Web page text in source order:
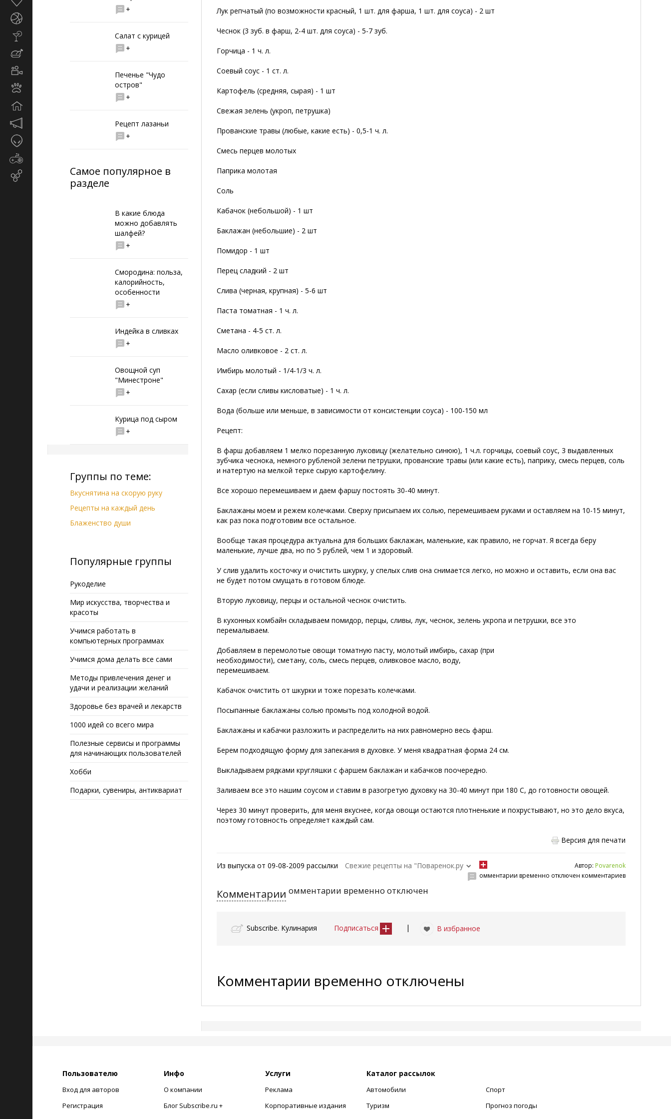
маркетинг
+
Салат с курицей
+
Печенье "Чудо
остров"
+
Рецепт лазаньи
+
Самое популярное в
разделе
В какие блюда
можно добавлять
шалфей?
+
Смородина: польза,
калорийность,
особенности
+
Индейка в сливках
+
Овощной суп
"Минестроне"
+
Курица под сыром
+
Группы по теме:
Вкуснятина на скорую руку
Рецепты на каждый день
Блаженство души
Популярные группы
Рукоделие
Мир искусства, творчества и
красоты
Учимся работать в
компьютерных программах
Учимся дома делать все сами
Методы привлечения денег и
удачи и реализации желаний
Здоровье без врачей и лекарств
1000 идей со всего мира
Полезные сервисы и программы
для начинающих пользователей
Хобби
Подарки, сувениры, антиквариат
Лук репчатый (по возможности красный, 1 шт. для фарша, 1 шт. для соуса) - 2 шт
Чеснок (3 зуб. в фарш, 2-4 шт. для соуса) - 5-7 зуб.
Горчица - 1 ч. л.
Соевый соус - 1 ст. л.
Картофель (средняя, сырая) - 1 шт
Свежая зелень (укроп, петрушка)
Прованские травы (любые, какие есть) - 0,5-1 ч. л.
Смесь перцев молотых
Паприка молотая
Соль
Кабачок (небольшой) - 1 шт
Баклажан (небольшие) - 2 шт
Помидор - 1 шт
Перец сладкий - 2 шт
Слива (черная, крупная) - 5-6 шт
Паста томатная - 1 ч. л.
Сметана - 4-5 ст. л.
Масло оливковое - 2 ст. л.
Имбирь молотый - 1/4-1/3 ч. л.
Сахар (если сливы кисловатые) - 1 ч. л.
Вода (больше или меньше, в зависимости от консистенции соуса) - 100-150 мл
Рецепт:
В фарш добавляем 1 мелко порезанную луковицу (желательно синюю), 1 ч.л. горчицы, соевый соус, 3 выдавленных
зубчика чеснока, немного рубленой зелени петрушки, прованские травы (или какие есть), паприку, смесь перцев, соль
и натертую на мелкой терке сырую картофелину.
Все хорошо перемешиваем и даем фаршу постоять 30-40 минут.
Баклажаны моем и режем колечками. Сверху присыпаем их солью, перемешиваем руками и оставляем на 10-15 минут,
как раз пока подготовим все остальное.
Вообще такая процедура актуальна для больших баклажан, маленькие, как правило, не горчат. Я всегда беру
маленькие, лучше два, но по 5 рублей, чем 1 и здоровый.
У слив удалить косточку и очистить шкурку, у спелых слив она снимается легко, но можно и оставить, если она вас
не будет потом смущать в готовом блюде.
Вторую луковицу, перцы и остальной чеснок очистить.
В кухонных комбайн складываем помидор, перцы, сливы, лук, чеснок, зелень укропа и петрушки, все это
перемалываем.
Добавляем в перемолотые овощи томатную пасту, молотый имбирь,сахар (при
необходимости), сметану, соль, смесь перцев, оливковое масло, воду,
перемешиваем.
Кабачок очистить от шкурки и тоже порезать колечками.
Посыпанные баклажаны солью промыть под холодной водой.
Баклажаны и кабачки разложить и распределить на них равномерно весь фарш.
Берем подходящую форму для запекания в духовке. У меня квадратная форма 24 см.
Выкладываем рядками кругляшки с фаршем баклажан и кабачков поочередно.
Заливаем все это нашим соусом и ставим в разогретую духовку на 30-40 минут при 180 С, до готовности овощей.
Через 30 минут проверить, для меня вкуснее, когда овощи остаются плотненькие и похрустывают, но это дело вкуса,
поэтому готовность определяет каждый сам.
Версия для печати
Из выпуска от 09-08-2009 рассылки Свежие рецепты на "Поваренок.ру Автор: Povarenok
омментарии временно отключен комментариев
Комментарии омментарии временно отключен
Subscribe. Кулинария Подписаться | В избранное
Комментарии временно отключены
Пользователю
Вход для авторов
Регистрация
Инфо
О компании
Блог Subscribe.ru +
Услуги
Реклама
Корпоративные издания
Каталог рассылок
Автомобили
Туризм
Спорт
Прогноз погоды